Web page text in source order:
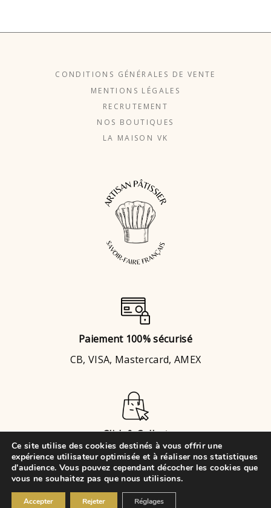
CONDITIONS GÉNÉRALES DE VENTE
MENTIONS LÉGALES
RECRUTEMENT
NOS BOUTIQUES
LA MAISON VK
Paiement 100% sécurisé
CB, VISA, Mastercard, AMEX
Click & Collect
BrignaisouChaponost
© 2021 • VK Évènements Cake
Ce site utilise des cookies destinés à vous offrir une
expérience utilisateur optimisée et à réaliser nos statistiques
d'audience. Vous pouvez cependant décocher les cookies que
vous ne souhaitez pas que nous utilisions.
Accepter Rejeter Réglages